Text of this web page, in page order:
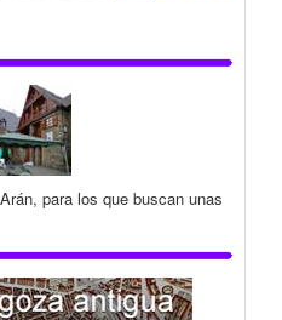
para los que buscan unas